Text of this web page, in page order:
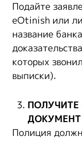
Подайте
eOtinish или
название
которых
выписки).
ДОКУМЕНТ
Полиция